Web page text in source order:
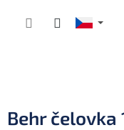
Behr čelovka